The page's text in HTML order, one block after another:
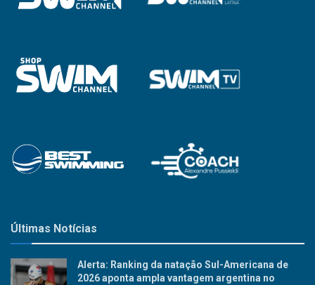
Últimas Notícias
Alerta: Ranking da natação Sul-Americana de
2026 aponta ampla vantagem argentina no